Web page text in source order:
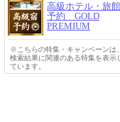
高級ホテル・旅館
予約 GOLD
PREMIUM
※こちらの特集・キャンペーンは、
検索結果に関連のある特集を表示し
ています。